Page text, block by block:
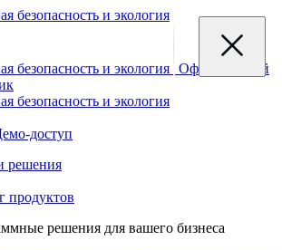
Официальный
доступ
решения
продуктов
решения для вашего бизнеса